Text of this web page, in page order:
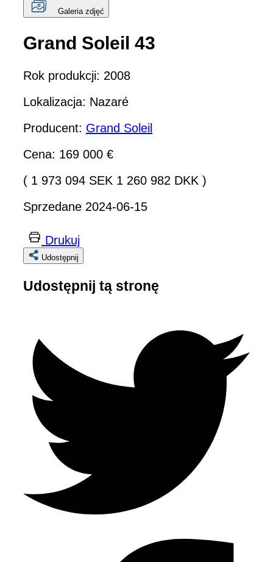
Galeria zdjęć
Grand Soleil 43
Rok produkcji: 2008
Lokalizacja: Nazaré
Producent: Grand Soleil
Cena: 169 000 €
( 1 973 094 SEK 1 260 982 DKK )
Sprzedane 2024-06-15
Drukuj
Udostępnij
Udostępnij tą stronę